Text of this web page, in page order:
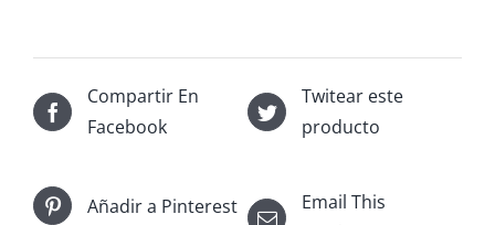
Compartir En
Facebook
Twitear este
producto
Añadir a Pinterest
Email This